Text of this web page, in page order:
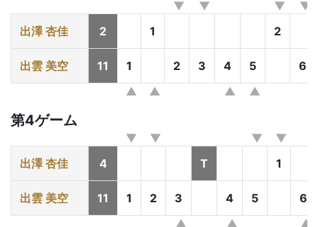
出澤 杏佳 2 1 2
出雲 美空 11 1 2 3 4 5 6
第4ゲーム
出澤 杏佳 4 T 1
出雲 美空 11 1 2 3 4 5 6